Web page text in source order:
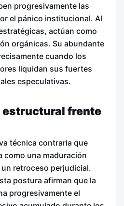
progresivamente las
el pánico institucional. Al
actúan como
orgánicas. Su abundante
cuando los
liquidan sus fuertes
especulativas.
estructural frente
técnica contraria que
como una maduración
retroceso perjudicial.
postura afirman que la
progresivamente el